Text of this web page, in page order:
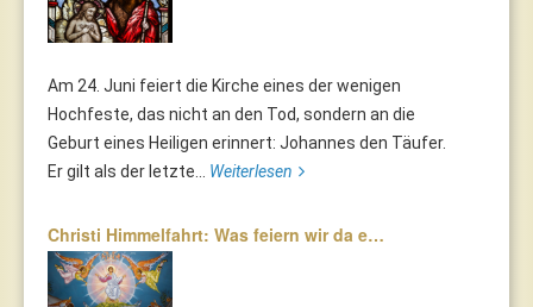
Am 24. Juni feiert die Kirche eines der wenigen
Hochfeste, das nicht an den Tod, sondern an die
Geburt eines Heiligen erinnert: Johannes den Täufer.
Er gilt als der letzte... Weiterlesen
Christi Himmelfahrt: Was feiern wir da e…